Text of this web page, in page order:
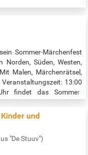
Sommer-Märchenfest
Süden, Westen,
Malen, Märchenrätsel,
13:00
findet das Sommer-
und
"De Stuuv")